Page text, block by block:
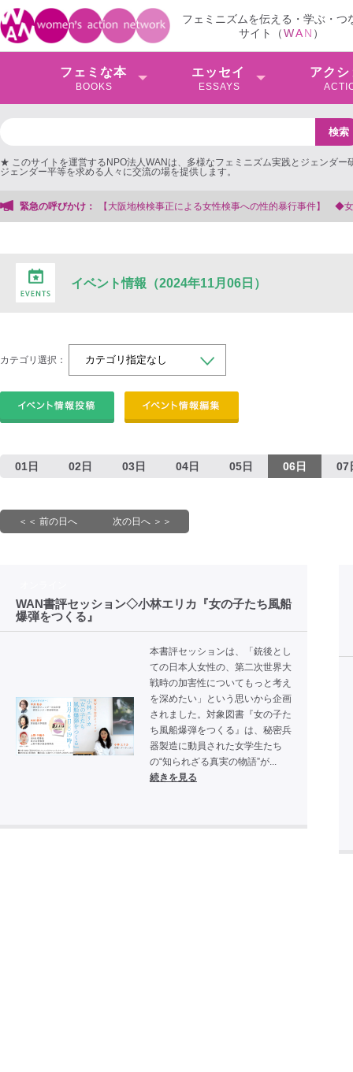
フェミニズムを伝える・学ぶ・つ
サイト（WAN ）
フェミな本
BOOKS
エッセイ
ESSAYS
アクシ
★ このサイトを運営するNPO法人WANは、多様なフェミニズム実践とジェンダー
ジェンダー平等を求める人々に交流の場を提供します。
緊急の呼びかけ：
地検検事正による女性検事への性的暴行事件】 ◆女性検事を支援する会事務局
イベント情報（2024年11月06日）
カテゴリ選択：
01日 02日 03日 04日 05日 06日 07
＜＜ 前の日へ 次の日へ ＞＞
WAN書評セッション◇小林エリカ『女の子たち風船
爆弾をつくる』
本書評セッションは、「銃後とし
ての日本人女性の、第二次世界大
戦時の加害性についてもっと考え
を深めたい」という思いから企画
されました。対象図書『女の子た
ち風船爆弾をつくる』は、秘密兵
器製造に動員された女学生たち
の“知られざる真実の物語”が...
続きを見る